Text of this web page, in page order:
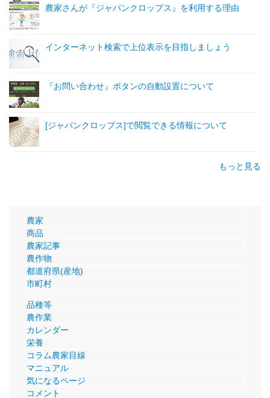
農家さんが『ジャパンクロップス』を利用する理由
インターネット検索で上位表示を目指しましょう
『お問い合わせ』ボタンの自動設置について
[ジャパンクロップス]で閲覧できる情報について
もっと見る
農家
商品
農家記事
農作物
都道府県(産地)
市町村
品種等
農作業
カレンダー
栄養
コラム農家目線
マニュアル
気になるページ
コメント